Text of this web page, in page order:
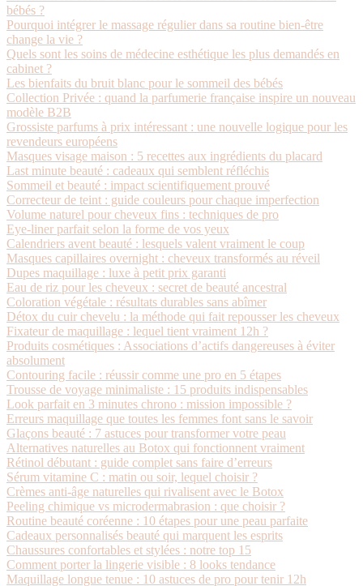
bébés ?
Pourquoi intégrer le massage régulier dans sa routine bien-être
change la vie ?
Quels sont les soins de médecine esthétique les plus demandés en
cabinet ?
Les bienfaits du bruit blanc pour le sommeil des bébés
Collection Privée : quand la parfumerie française inspire un nouveau
modèle B2B
Grossiste parfums à prix intéressant : une nouvelle logique pour les
revendeurs européens
Masques visage maison : 5 recettes aux ingrédients du placard
Last minute beauté : cadeaux qui semblent réfléchis
Sommeil et beauté : impact scientifiquement prouvé
Correcteur de teint : guide couleurs pour chaque imperfection
Volume naturel pour cheveux fins : techniques de pro
Eye-liner parfait selon la forme de vos yeux
Calendriers avent beauté : lesquels valent vraiment le coup
Masques capillaires overnight : cheveux transformés au réveil
Dupes maquillage : luxe à petit prix garanti
Eau de riz pour les cheveux : secret de beauté ancestral
Coloration végétale : résultats durables sans abîmer
Détox du cuir chevelu : la méthode qui fait repousser les cheveux
Fixateur de maquillage : lequel tient vraiment 12h ?
Produits cosmétiques : Associations d’actifs dangereuses à éviter
absolument
Contouring facile : réussir comme une pro en 5 étapes
Trousse de voyage minimaliste : 15 produits indispensables
Look parfait en 3 minutes chrono : mission impossible ?
Erreurs maquillage que toutes les femmes font sans le savoir
Glaçons beauté : 7 astuces pour transformer votre peau
Alternatives naturelles au Botox qui fonctionnent vraiment
Rétinol débutant : guide complet sans faire d’erreurs
Sérum vitamine C : matin ou soir, lequel choisir ?
Crèmes anti-âge naturelles qui rivalisent avec le Botox
Peeling chimique vs microdermabrasion : que choisir ?
Routine beauté coréenne : 10 étapes pour une peau parfaite
Cadeaux personnalisés beauté qui marquent les esprits
Chaussures confortables et stylées : notre top 15
Comment porter la lingerie visible : 8 looks tendance
Maquillage longue tenue : 10 astuces de pro pour tenir 12h